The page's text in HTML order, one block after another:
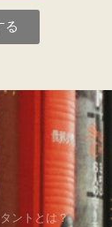
る
ントとは？